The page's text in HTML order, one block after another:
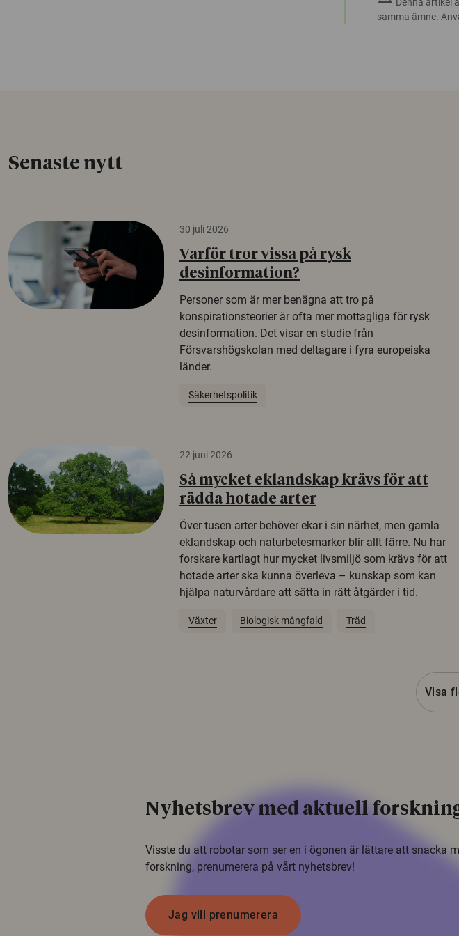
samma ämne.
Senaste nytt
30 juli 2026
Varför tror vissa på rysk
desinformation?
Personer som är mer benägna att tro på
konspirationsteorier är ofta mer mottagliga för rysk
desinformation. Det visar en studie från
Försvarshögskolan med deltagare i fyra europeiska
länder.
Säkerhetspolitik
22 juni 2026
Så mycket eklandskap krävs för att
rädda hotade arter
Över tusen arter behöver ekar i sin närhet, men gamla
eklandskap och naturbetesmarker blir allt färre. Nu har
forskare kartlagt hur mycket livsmiljö som krävs för att
hotade arter ska kunna överleva – kunskap som kan
hjälpa naturvårdare att sätta in rätt åtgärder i tid.
Växter Biologisk mångfald Träd
Visa
Nyhetsbrev med aktuell
Visste du att robotar som ser en i ögonen är lättare att snacka
forskning, prenumerera på vårt nyhetsbrev!
Jag vill prenumerera